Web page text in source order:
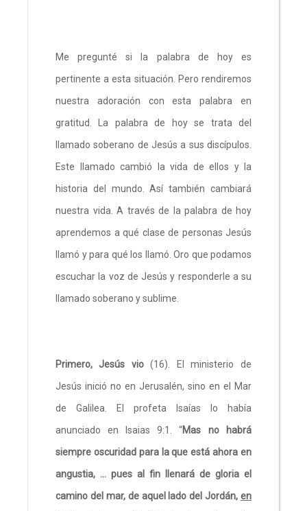
Me pregunté si la palabra de hoy es
pertinente a esta situación. Pero rendiremos
nuestra adoración con esta palabra en
gratitud. La palabra de hoy se trata del
llamado soberano de Jesús a sus discípulos.
Este llamado cambió la vida de ellos y la
historia del mundo. Así también cambiará
nuestra vida. A través de la palabra de hoy
aprendemos a qué clase de personas Jesús
llamó y para qué los llamó. Oro que podamos
escuchar la voz de Jesús y responderle a su
llamado soberano y sublime.
Primero, Jesús vio (16). El ministerio de
Jesús inició no en Jerusalén, sino en el Mar
de Galilea. El profeta Isaías lo había
anunciado en Isaias 9:1. “Mas no habrá
siempre oscuridad para la que está ahora en
angustia, … pues al fin llenará de gloria el
camino del mar, de aquel lado del Jordán, en